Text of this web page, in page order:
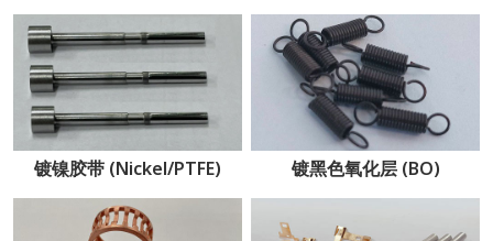
镀镍胶带 (Nickel/PTFE) 镀黑色氧化层 (BO)